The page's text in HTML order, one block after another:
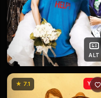
ALT
★ 7.1 YENİ